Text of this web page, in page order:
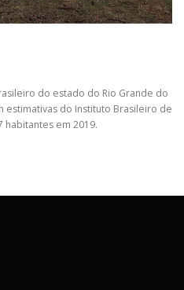
do estado do Rio Grande do
estimativas do Instituto Brasileiro de
habitantes em 2019.